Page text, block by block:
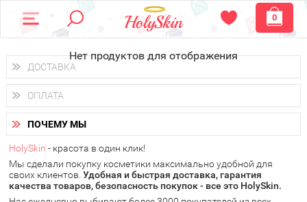
0
Нет продуктов для отображения
ДОСТАВКА
Доставка осуществляетсяпо всем городам России.
Вы можете выбрать доставку курьером, Почтой России или
получить заказ в пунктах выдачи PickPoint или пункте
самовывоза.
В 20 городах России доставка осуществляется ужена
следующий день.
у Вас всегда есть возможность получитьбесплатную
доставку от HolySkin.
подробнее об условиях доставки и оплаты в Вашем городе
ОПЛАТА
Вы можете оплатить свой заказ любым удобным способом:
наличными деньгами (
через интернет-банк (Альфа-банк, Сбербанк) и другими
электронными способами.
ПОЧЕМУ МЫ
HolySkin - красота в один клик!
Мы сделали покупку косметики максимально удобной для
своих клиентов. Удобная и быстрая доставка, гарантия
качества товаров, безопасность покупок - все это HolySkin.